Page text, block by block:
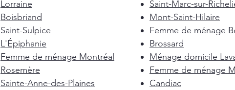
Lorraine
Boisbriand
Saint-Sulpice
L'Épiphanie
Femme de ménage Montréal
Rosemère
Sainte-Anne-des-Plaines
Saint-Marc-sur-
Mont-Saint-Hilaire
Femme de ménage
Brossard
Ménage domicile
Femme de ménage
Candiac